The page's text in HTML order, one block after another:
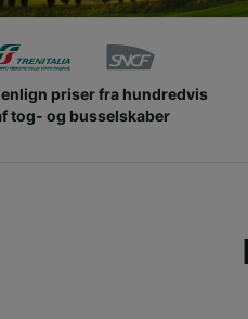
priser fra hundredvis
tog- og busselskaber